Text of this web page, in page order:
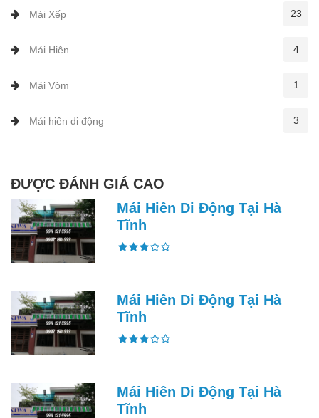
Mái Xếp 23
Mái Hiên 4
Mái Vòm 1
Mái hiên di động 3
ĐƯỢC ĐÁNH GIÁ CAO
Mái Hiên Di Động Tại Hà
Tĩnh
Mái Hiên Di Động Tại Hà
Tĩnh
Mái Hiên Di Động Tại Hà
Tĩnh